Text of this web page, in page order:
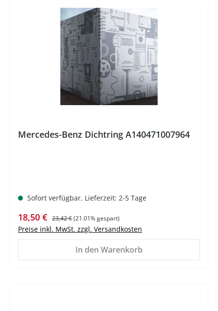
Mercedes-Benz Dichtring A140471007964
Sofort verfügbar, Lieferzeit: 2-5 Tage
Verkaufspreis:
18,50 € Regulärer Preis:
23,42 €(21.01% gespart)
Preise inkl. MwSt. zzgl. Versandkosten
In den Warenkorb